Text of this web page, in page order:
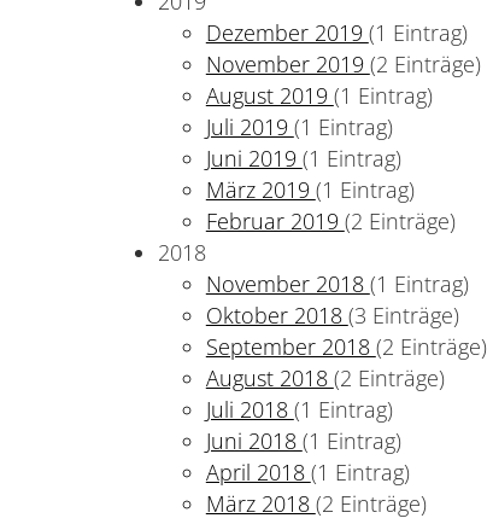
Dezember 2019 (1 Eintrag)
November 2019 (2 Einträge)
August 2019 (1 Eintrag)
Juli 2019 (1 Eintrag)
Juni 2019 (1 Eintrag)
März 2019 (1 Eintrag)
Februar 2019 (2 Einträge)
2018
November 2018 (1 Eintrag)
Oktober 2018 (3 Einträge)
September 2018 (2 Einträge)
August 2018 (2 Einträge)
Juli 2018 (1 Eintrag)
Juni 2018 (1 Eintrag)
April 2018 (1 Eintrag)
März 2018 (2 Einträge)